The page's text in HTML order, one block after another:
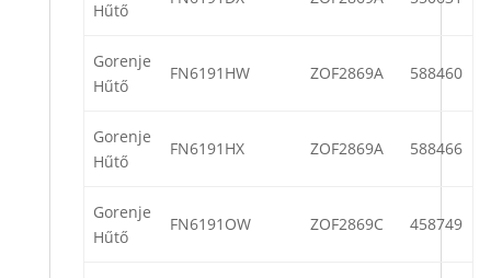
Hűtő
Gorenje
Hűtő
FN6191HW ZOF2869A 588460
Gorenje
Hűtő
FN6191HX ZOF2869A 588466
Gorenje
Hűtő
FN6191OW ZOF2869C 458749